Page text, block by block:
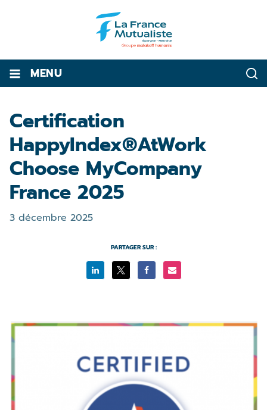
MENU
Certification
HappyIndex®AtWork
Choose MyCompany
France 2025
3 décembre 2025
PARTAGER SUR :